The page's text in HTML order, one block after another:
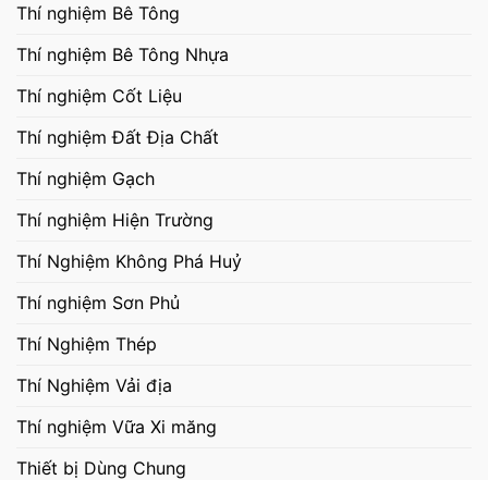
Thí nghiệm Bê Tông
Thí nghiệm Bê Tông Nhựa
Thí nghiệm Cốt Liệu
Thí nghiệm Đất Địa Chất
Thí nghiệm Gạch
Thí nghiệm Hiện Trường
Thí Nghiệm Không Phá Huỷ
Thí nghiệm Sơn Phủ
Thí Nghiệm Thép
Thí Nghiệm Vải địa
Thí nghiệm Vữa Xi măng
Thiết bị Dùng Chung